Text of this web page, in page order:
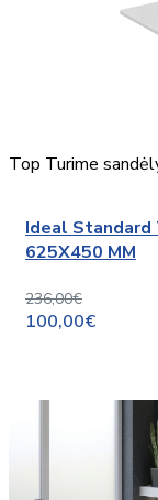
Top Turime
Ideal Standard
625X450 MM
236,00€
100,00€